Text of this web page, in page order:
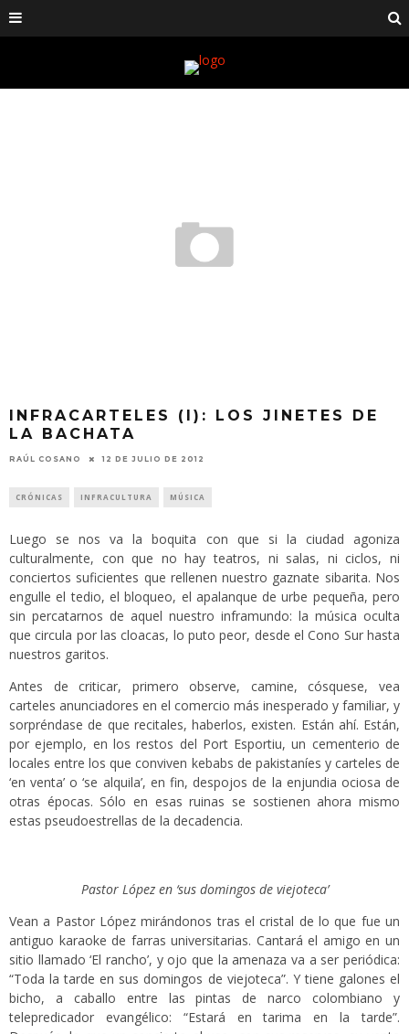
INFRACARTELES (I): LOS JINETES DE
LA BACHATA
RAÚL COSANO 12 DE JULIO DE 2012
CRÓNICAS INFRACULTURA MÚSICA
Luego se nos va la boquita con que si la ciudad agoniza
culturalmente, con que no hay teatros, ni salas, ni ciclos, ni
conciertos suficientes que rellenen nuestro gaznate sibarita. Nos
engulle el tedio, el bloqueo, el apalanque de urbe pequeña, pero
sin percatarnos de aquel nuestro inframundo: la música oculta
que circula por las cloacas, lo puto peor, desde el Cono Sur hasta
nuestros garitos.
Antes de criticar, primero observe, camine, cósquese, vea
carteles anunciadores en el comercio más inesperado y familiar, y
sorpréndase de que recitales, haberlos, existen. Están ahí. Están,
por ejemplo, en los restos del Port Esportiu, un cementerio de
locales entre los que conviven kebabs de pakistaníes y carteles de
‘en venta’ o ‘se alquila’, en fin, despojos de la enjundia ociosa de
otras épocas. Sólo en esas ruinas se sostienen ahora mismo
estas pseudoestrellas de la decadencia.
Pastor López en ‘sus domingos de viejoteca’
Vean a Pastor López mirándonos tras el cristal de lo que fue un
antiguo karaoke de farras universitarias. Cantará el amigo en un
sitio llamado ‘El rancho’, y ojo que la amenaza va a ser periódica:
“Toda la tarde en sus domingos de viejoteca”. Y tiene galones el
bicho, a caballo entre las pintas de narco colombiano y
telepredicador evangélico: “Estará en tarima en la tarde”.